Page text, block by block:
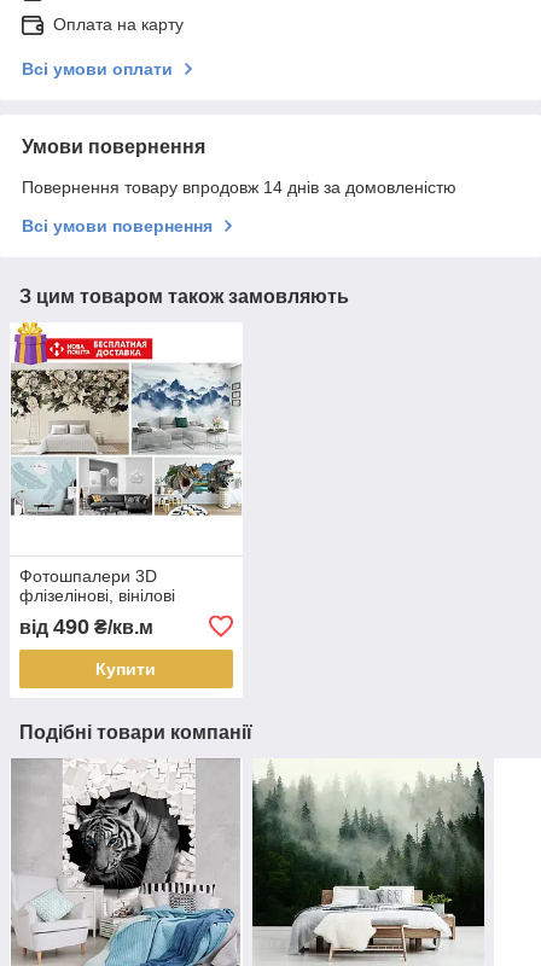
Оплата на карту
Всі умови оплати
Умови повернення
Повернення товару впродовж 14 днів за домовленістю
Всі умови повернення
З цим товаром також замовляють
Фотошпалери 3D
флізелінові, вінілові
від 490 ₴/кв.м
Купити
Подібні товари компанії